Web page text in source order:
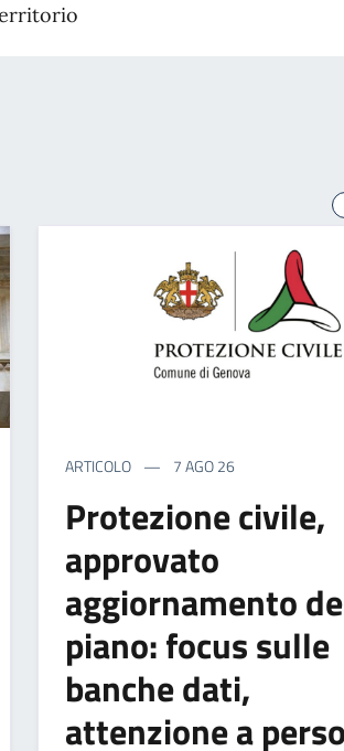
ARTICOLO 7 AGO 26
Protezione civile,
approvato
aggiornamento
piano: focus sulle
banche dati,
attenzione a